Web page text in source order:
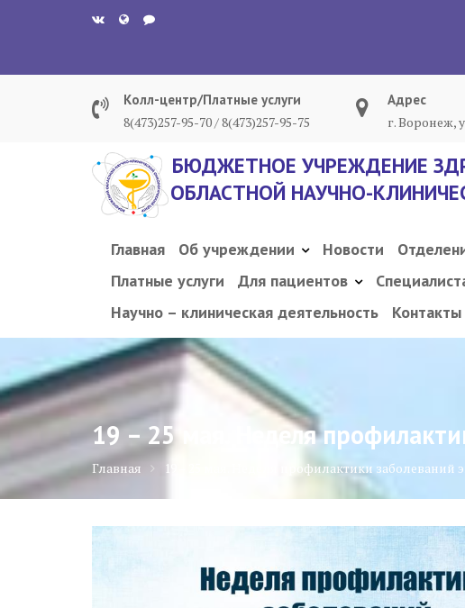
Колл-центр/Платные услуги
8(473)257-95-70 / 8(473)257-95-75
Адрес
г. Воронеж,
БЮДЖЕТНОЕ УЧРЕЖДЕНИЕ
ОБЛАСТНОЙ НАУЧНО-
Главная Об учреждении Новости
Платные услуги
Для пациентов
Научно – клиническая деятельность
Контакты
19 – 25 мая. Неделя
Главная 19 – 25 мая. Неделя профилактики